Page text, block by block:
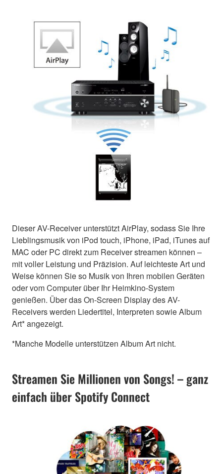
Dieser AV-Receiver unterstützt AirPlay, sodass Sie Ihre
Lieblingsmusik von iPod touch, iPhone, iPad, iTunes auf
MAC oder PC direkt zum Receiver streamen können –
mit voller Leistung und Präzision. Auf leichteste Art und
Weise können Sie so Musik von Ihren mobilen Geräten
oder vom Computer über Ihr Heimkino-System
genießen. Über das On-Screen Display des AV-
Receivers werden Liedertitel, Interpreten sowie Album
Art* angezeigt.
*Manche Modelle unterstützen Album Art nicht.
Streamen Sie Millionen von Songs! – ganz
einfach über Spotify Connect